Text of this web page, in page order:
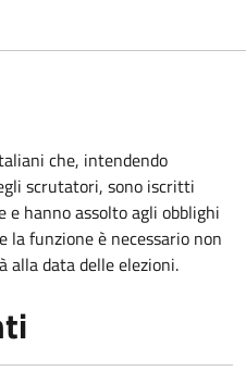
che, intendendo
scrutatori, sono iscritti
hanno assolto agli obblighi
la funzione è necessario non
alla data delle elezioni.